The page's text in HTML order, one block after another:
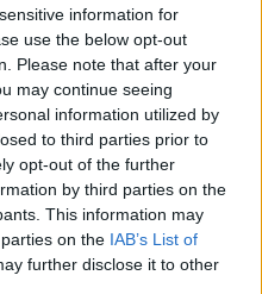
information for
use the below opt-out
Please note that after your
may continue seeing
information utilized by
to third parties prior to
opt-out of the further
by third parties on the
This information may
on the IAB’s List of
further disclose it to other
vs